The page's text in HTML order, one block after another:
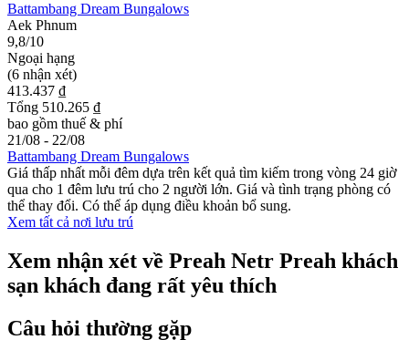
Battambang Dream Bungalows
Aek Phnum
9,8/10
Ngoại hạng
(6 nhận xét)
413.437 ₫
Tổng 510.265 ₫
bao gồm thuế & phí
21/08 - 22/08
Battambang Dream Bungalows
Giá thấp nhất mỗi đêm dựa trên kết quả tìm kiếm trong vòng 24 giờ
qua cho 1 đêm lưu trú cho 2 người lớn. Giá và tình trạng phòng có
thể thay đổi. Có thể áp dụng điều khoản bổ sung.
Xem tất cả nơi lưu trú
Xem nhận xét về Preah Netr Preah khách
sạn khách đang rất yêu thích
Câu hỏi thường gặp